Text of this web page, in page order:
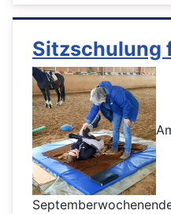
Sitzschulung